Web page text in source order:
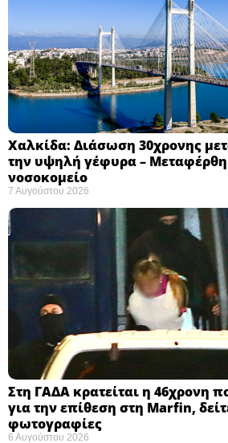
Χαλκίδα: Διάσωση 30χρονης
την υψηλή γέφυρα –
νοσοκομείο ​
7 Αυγούστου 2026
Στη ΓΑΔΑ κρατείται η 46χρονη
για την επίθεση στη Marfin,
φωτογραφίες
6 Αυγούστου 2026